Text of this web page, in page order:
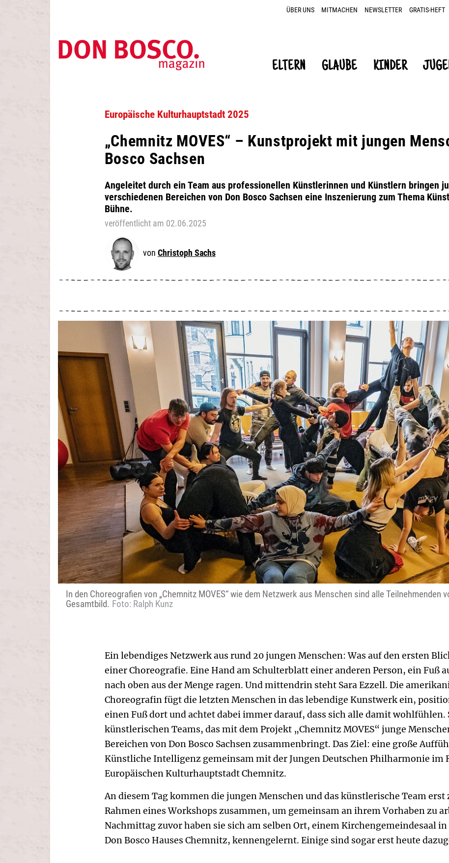
ÜBER UNS MITMACHEN NEWSLETTER GRATIS-HEFT
ELTERN GLAUBE KINDER
Europäische Kulturhauptstadt 2025
„Chemnitz MOVES“ – Kunstprojekt mit jungen
Bosco Sachsen
Angeleitet durch ein Team aus professionellen Künstlerinnen und Künstlern bringen
verschiedenen Bereichen von Don Bosco Sachsen eine Inszenierung zum Thema
Bühne.
veröffentlicht am 02.06.2025
Christoph Sachs
In den Choreografien von „Chemnitz MOVES“ wie dem Netzwerk aus Menschen sind alle Teilnehmenden
Gesamtbild. Foto: Ralph Kunz
Ein lebendiges Netzwerk aus rund 20 jungen Menschen: Was auf den ersten
einer Choreografie. Eine Hand am Schulterblatt einer anderen Person, ein Fuß
nach oben aus der Menge ragen. Und mittendrin steht Sara Ezzell. Die
Choreografin fügt die letzten Menschen in das lebendige Kunstwerk ein,
einen Fuß dort und achtet dabei immer darauf, dass sich alle damit wohlfühlen.
künstlerischen Teams, das mit dem Projekt „Chemnitz MOVES“ junge
Bereichen von Don Bosco Sachsen zusammenbringt. Das Ziel: eine große
Künstliche Intelligenz gemeinsam mit der Jungen Deutschen Philharmonie im
Europäischen Kulturhauptstadt Chemnitz.
An diesem Tag kommen die jungen Menschen und das künstlerische Team
Rahmen eines Workshops zusammen, um gemeinsam an ihrem Vorhaben zu
Nachmittag zuvor haben sie sich am selben Ort, einem Kirchengemeindesaal
Don Bosco Hauses Chemnitz, kennengelernt. Einige sind sogar erst heute